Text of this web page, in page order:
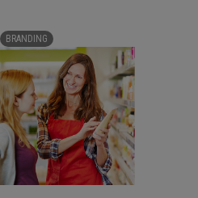
BRANDING